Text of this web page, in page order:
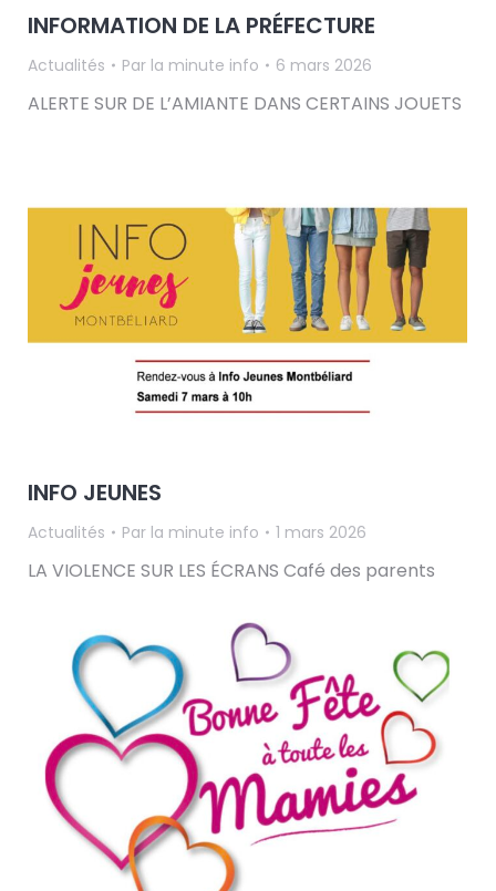
INFORMATION DE LA PRÉFECTURE
Actualités Par la minute info 6 mars 2026
ALERTE SUR DE L’AMIANTE DANS CERTAINS JOUETS
INFO JEUNES
Actualités Par la minute info 1 mars 2026
LA VIOLENCE SUR LES ÉCRANS Café des parents